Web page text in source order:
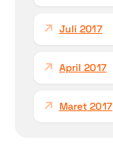
Juli 2017
April 2017
Maret 2017